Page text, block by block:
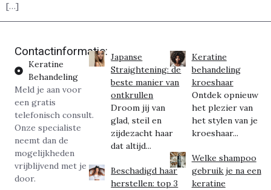
[…]
Contactinformatie:
Keratine
Behandeling
Meld je aan voor
een gratis
telefonisch consult.
Onze specialiste
neemt dan de
mogelijkheden
vrijblijvend met je
door.
Japanse
Straightening: de
beste manier van
ontkrullen
Droom jij van
glad, steil en
zijdezacht haar
dat altijd...
Beschadigd haar
herstellen: top 3
Keratine
behandeling
kroeshaar
Ontdek opnieuw
het plezier van
het stylen van je
kroeshaar...
Welke shampoo
gebruik je na een
keratine